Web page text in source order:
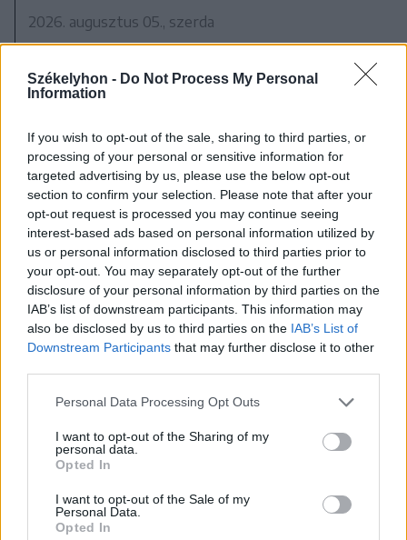
Székelyhon - Do Not Process My Personal
Information
If you wish to opt-out of the sale, sharing to third parties, or
processing of your personal or sensitive information for
targeted advertising by us, please use the below opt-out
section to confirm your selection. Please note that after your
opt-out request is processed you may continue seeing
interest-based ads based on personal information utilized by
us or personal information disclosed to third parties prior to
your opt-out. You may separately opt-out of the further
disclosure of your personal information by third parties on the
IAB’s list of downstream participants. This information may
also be disclosed by us to third parties on the IAB’s List of
Downstream Participants that may further disclose it to other
Personal Data Processing Opt Outs
I want to opt-out of the Sharing of my
personal data.
Opted In
I want to opt-out of the Sale of my
Personal Data.
Opted In
2026. augusztus 05., szerda
Dolgoznak az utak helyreállításán
Gyergyószentmiklóson
2026. augusztus 03., hétfő
Hétmillió lejből újul meg a Jakab
Antal tér és két központi utca